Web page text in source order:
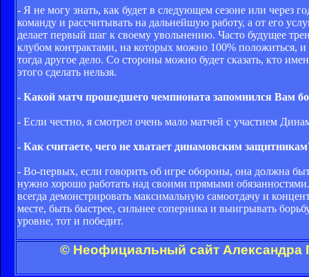
- Я не могу знать, как будет в следующем сезоне или через
команду и рассчитывать на дальнейшую работу, а от его
делает первый шаг к своему увольнению. Часто будущее
клубом контрактами, на которых можно 100% положиться, и
тогда другое дело. Со стороны можно будет сказать, кто
этого сделать нельзя.
- Какой матч прошедшего чемпионата запомнился Вам
- Если честно, я смотрел очень мало матчей с участием
- Как считаете, чего не хватает динамовским
- Во-первых, если говорить об игре обороны, она должна
нужно хорошо работать над своими прямыми
всегда демонстрировать максимальную самоотдачу и
месте, быть быстрее, сильнее соперника и выигрывать
уровне, тот и победит.
© Неофициальный сайт Александра